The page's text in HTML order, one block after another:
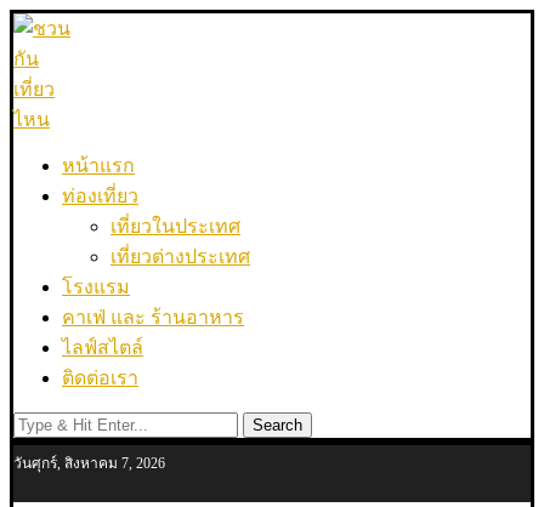
หน้าแรก
ท่องเที่ยว
เที่ยวในประเทศ
เที่ยวต่างประเทศ
โรงแรม
คาเฟ่ และ ร้านอาหาร
ไลฟ์สไตล์
ติดต่อเรา
Search
วันศุกร์, สิงหาคม 7, 2026